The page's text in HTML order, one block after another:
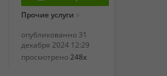
Прочие услуги
опубликованно 31
декабря 2024 12:29
просмотрено248x